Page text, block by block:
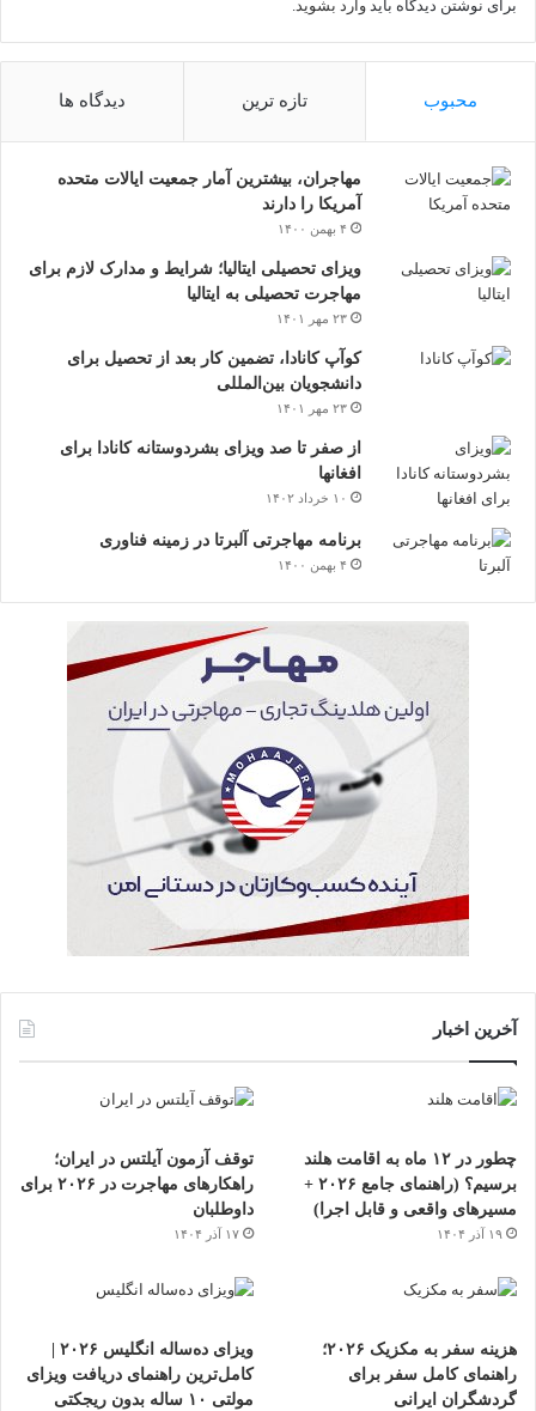
برای نوشتن دیدگاه باید وارد بشوید.
محبوب تازه ترین دیدگاه ها
مهاجران، بیشترین آمار جمعیت ایالات متحده
آمریکا را دارند
۴ بهمن ۱۴۰۰
ویزای تحصیلی ایتالیا؛ شرایط و مدارک لازم برای
مهاجرت تحصیلی به ایتالیا
۲۳ مهر ۱۴۰۱
کوآپ کانادا، تضمین کار بعد از تحصیل برای
دانشجویان بین‌المللی
۲۳ مهر ۱۴۰۱
از صفر تا صد ویزای بشردوستانه کانادا برای
افغانها
۱۰ خرداد ۱۴۰۲
برنامه مهاجرتی آلبرتا در زمینه فناوری
۴ بهمن ۱۴۰۰
آخرین اخبار
چطور در ۱۲ ماه به اقامت هلند
برسیم؟ (راهنمای جامع ۲۰۲۶ +
مسیرهای واقعی و قابل اجرا)
۱۹ آذر ۱۴۰۴
توقف آزمون آیلتس در ایران؛
راهکارهای مهاجرت در ۲۰۲۶ برای
داوطلبان
۱۷ آذر ۱۴۰۴
هزینه سفر به مکزیک ۲۰۲۶؛
راهنمای کامل سفر برای
گردشگران ایرانی
کامل‌ترین راهنمای دریافت ویزای
مولتی ۱۰ ساله بدون ریجکتی